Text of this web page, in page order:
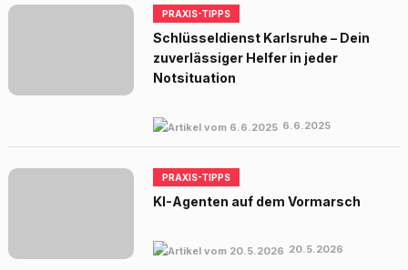
PRAXIS-TIPPS
Schlüsseldienst Karlsruhe – Dein
zuverlässiger Helfer in jeder
Notsituation
6.6.2025
PRAXIS-TIPPS
KI-Agenten auf dem Vormarsch
20.5.2026